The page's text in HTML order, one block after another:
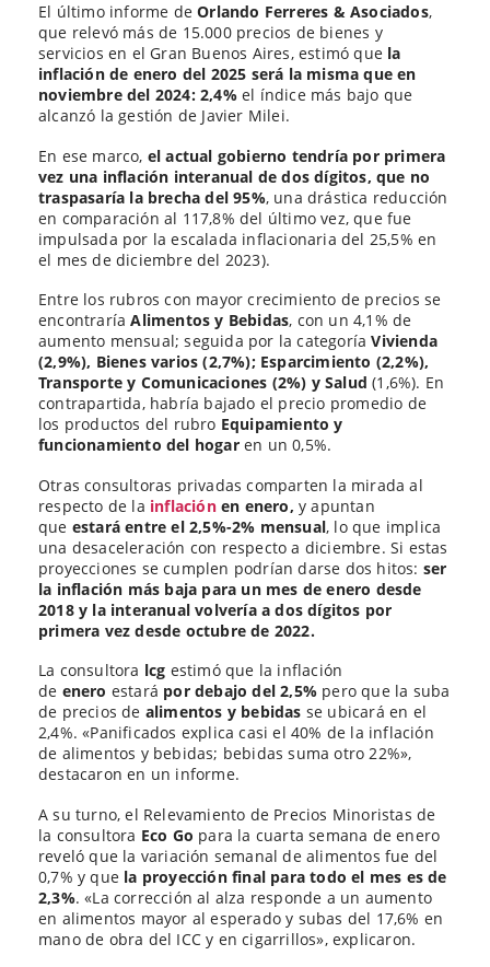
El último informe de Orlando Ferreres & Asociados,
que relevó más de 15.000 precios de bienes y
servicios en el Gran Buenos Aires, estimó que la
inflación de enero del 2025 será la misma que en
noviembre del 2024: 2,4%el índice más bajo que
alcanzó la gestión de Javier Milei.
En ese marco, el actual gobierno tendría por primera
vez una inflación interanual de dos dígitos, que no
traspasaría la brecha del 95%, una drástica reducción
en comparación al 117,8% del último vez, que fue
impulsada por la escalada inflacionaria del 25,5% en
el mes de diciembre del 2023).
Entre los rubros con mayor crecimiento de precios se
encontraríaAlimentos y Bebidas, con un 4,1% de
aumento mensual; seguida por la categoríaVivienda
(2,9%), Bienes varios (2,7%); Esparcimiento (2,2%),
Transporte y Comunicaciones (2%) y Salud(1,6%). En
contrapartida, habría bajado el precio promedio de
los productos del rubro Equipamiento y
funcionamiento del hogaren un 0,5%.
Otras consultoras privadas comparten la mirada al
respecto de la inflación en enero, y apuntan
que estará entre el 2,5%-2% mensual, lo que implica
una desaceleración con respecto a diciembre. Si estas
proyecciones se cumplen podrían darse dos hitos: ser
la inflación más baja para un mes de enero desde
2018 y la interanual volvería a dos dígitos por
primera vez desde octubre de 2022.
La consultora lcg estimó que la inflación
de enero estará por debajo del 2,5% pero que la suba
de precios de alimentos y bebidas se ubicará en el
2,4%. «Panificados explica casi el 40% de la inflación
de alimentos y bebidas; bebidas suma otro 22%»,
destacaron en un informe.
A su turno, el Relevamiento de Precios Minoristas de
la consultora Eco Go para la cuarta semana de enero
reveló que la variación semanal de alimentos fue del
0,7% y que la proyección final para todo el mes es de
2,3%. «La corrección al alza responde a un aumento
en alimentos mayor al esperado y subas del 17,6% en
mano de obra del ICC y en cigarrillos», explicaron.